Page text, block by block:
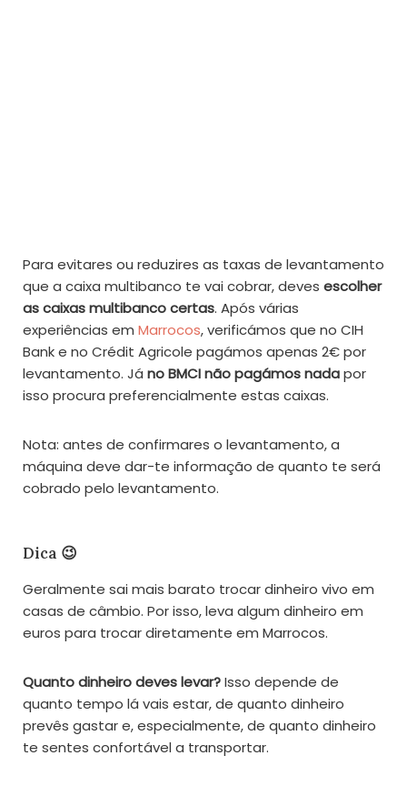
Para evitares ou reduzires as taxas de levantamento
que a caixa multibanco te vai cobrar, deves escolher
as caixas multibanco certas. Após várias
experiências em Marrocos, verificámos que no CIH
Bank e no Crédit Agricole pagámos apenas 2€ por
levantamento. Já no BMCInão pagámos nadapor
isso procura preferencialmente estas caixas.
Nota: antes de confirmares o levantamento, a
máquina deve dar-te informação de quanto te será
cobrado pelo levantamento.
Dica 😉
Geralmente sai mais barato trocar dinheiro vivo em
casas de câmbio. Por isso, leva algum dinheiro em
euros para trocar diretamente em Marrocos.
Quanto dinheiro deves levar?Isso depende de
quanto tempo lá vais estar, de quanto dinheiro
prevês gastar e, especialmente, de quanto dinheiro
te sentes confortável a transportar.